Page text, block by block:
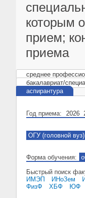
которым
прием;
приема
среднее
бакалавриат/
аспирантура
Год приема: 2026
ОГУ (головной вуз)
Форма обучения:
Быстрый поиск
ИМЭП
ИНоЗем
ФизФ
ХБФ ЮФ